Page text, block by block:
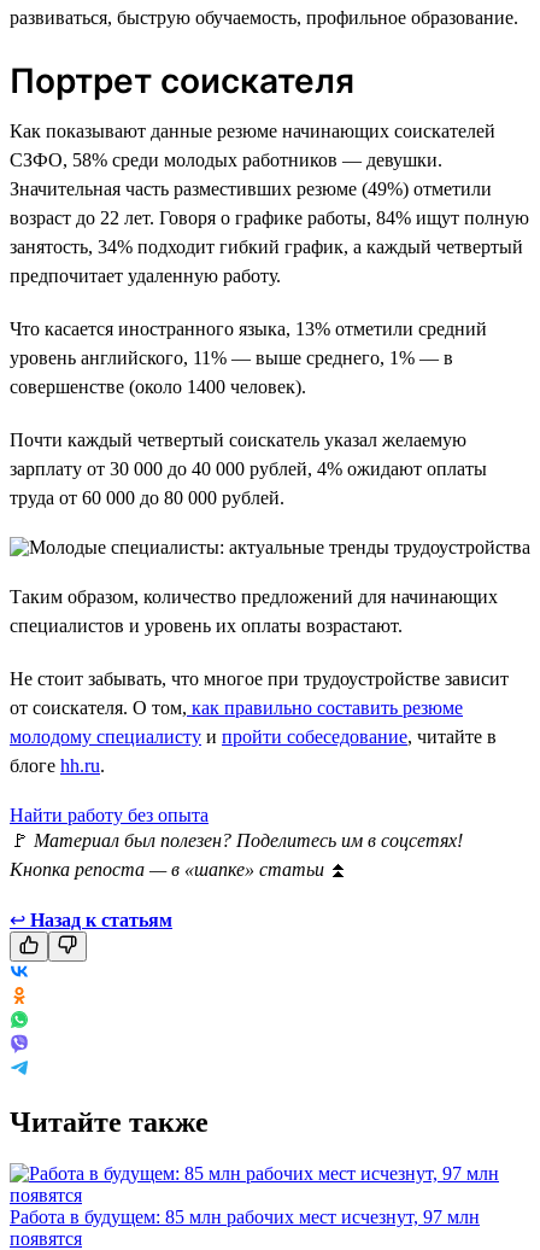
развиваться, быструю обучаемость, профильное образование.
Портрет соискателя
Как показывают данные резюме начинающих соискателей
СЗФО, 58% среди молодых работников — девушки.
Значительная часть разместивших резюме (49%) отметили
возраст до 22 лет. Говоря о графике работы, 84% ищут полную
занятость, 34% подходит гибкий график, а каждый четвертый
предпочитает удаленную работу.
Что касается иностранного языка, 13% отметили средний
уровень английского, 11% — выше среднего, 1% — в
совершенстве (около 1400 человек).
Почти каждый четвертый соискатель указал желаемую
зарплату от 30 000 до 40 000 рублей, 4% ожидают оплаты
труда от 60 000 до 80 000 рублей.
Таким образом, количество предложений для начинающих
специалистов и уровень их оплаты возрастают.
Не стоит забывать, что многое при трудоустройстве зависит
от соискателя. О том, как правильно составить резюме
молодому специалисту и пройти собеседование, читайте в
блоге hh.ru.
Найти работу без опыта
🚩 Материал был полезен? Поделитесь им в соцсетях!
Кнопка репоста — в «шапке» статьи ⏫
↩ Назад к статьям
Читайте также
Работа в будущем: 85 млн рабочих мест исчезнут, 97 млн
появятся